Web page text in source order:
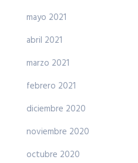
mayo 2021
abril 2021
marzo 2021
febrero 2021
diciembre 2020
noviembre 2020
octubre 2020